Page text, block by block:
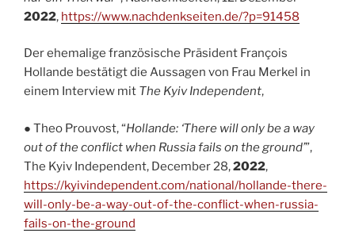
2022, https://www.nachdenkseiten.de/?p=91458
Der ehemalige französische Präsident François
Hollande bestätigt die Aussagen von Frau Merkel in
einem Interview mit The Kyiv Independent,
● Theo Prouvost, “Hollande: ‘There will only be a way
out of the conflict when Russia fails on the ground’”,
The Kyiv Independent, December 28,2022,
https://kyivindependent.com/national/hollande-there-
will-only-be-a-way-out-of-the-conflict-when-russia-
fails-on-the-ground